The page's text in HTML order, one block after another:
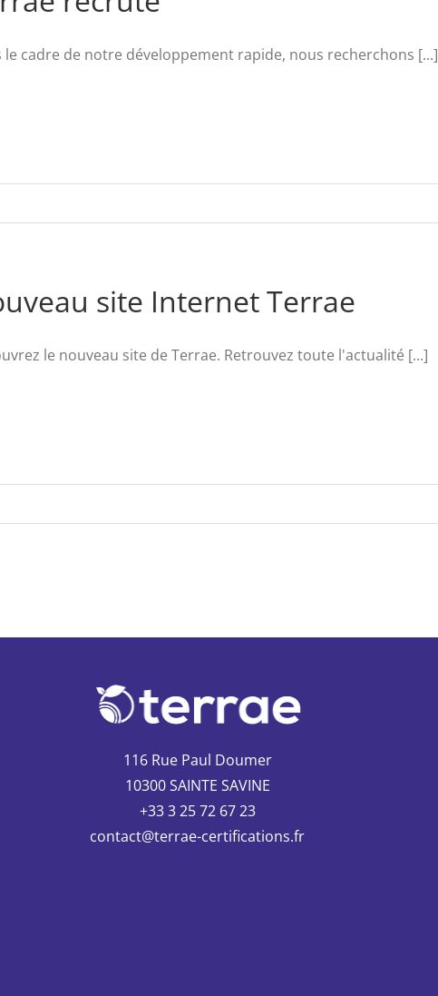
le cadre de notre développement rapide, nous recherchons [...]
site Internet Terrae
le nouveau site de Terrae. Retrouvez toute l'actualité [...]
116 Rue Paul Doumer
10300 SAINTE SAVINE
+33 3 25 72 67 23
contact@terrae-certifications.fr